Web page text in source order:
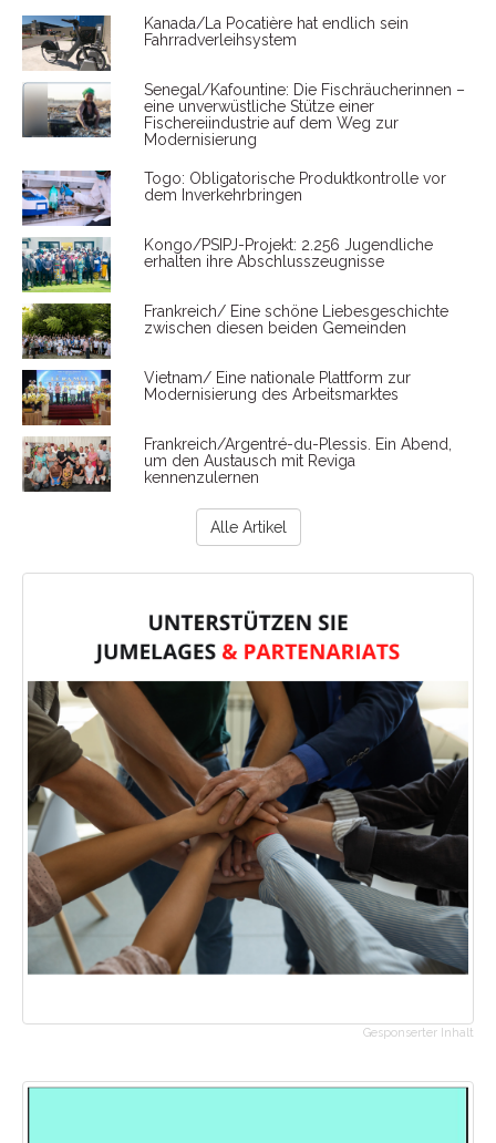
Kanada/La Pocatière hat endlich sein
Fahrradverleihsystem
Senegal/Kafountine: Die Fischräucherinnen –
eine unverwüstliche Stütze einer
Fischereiindustrie auf dem Weg zur
Modernisierung
Togo: Obligatorische Produktkontrolle vor
dem Inverkehrbringen
Kongo/PSIPJ-Projekt: 2.256 Jugendliche
erhalten ihre Abschlusszeugnisse
Frankreich/ Eine schöne Liebesgeschichte
zwischen diesen beiden Gemeinden
Vietnam/ Eine nationale Plattform zur
Modernisierung des Arbeitsmarktes
Frankreich/Argentré-du-Plessis. Ein Abend,
um den Austausch mit Reviga
kennenzulernen
Alle Artikel
Gesponserter Inhalt